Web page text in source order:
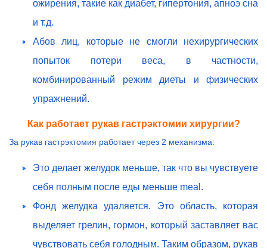
ожирения, такие как диабет, гипертония, апноэ сна
и т.д.
Абов лиц, которые не смогли нехирургических
попыток потери веса, в частности,
комбинированный режим диеты и физических
упражнений.
Как работает рукав гастрэктомии хирургии?
За рукав гастрэктомия работает через 2 механизма:
Это делает желудок меньше, так что вы чувствуете
себя полным после еды меньше meal.
Фонд желудка удаляется. Это область, которая
выделяет грелин, гормон, который заставляет вас
чувствовать себя голодным. Таким образом, рукав